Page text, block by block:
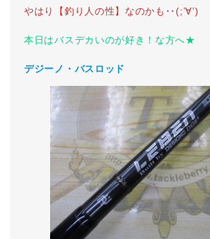
やはり【釣り人の性】なのかも･･(;’∀’)
本日はバスデカいのが好き！な方へ★
デジーノ・バスロッド